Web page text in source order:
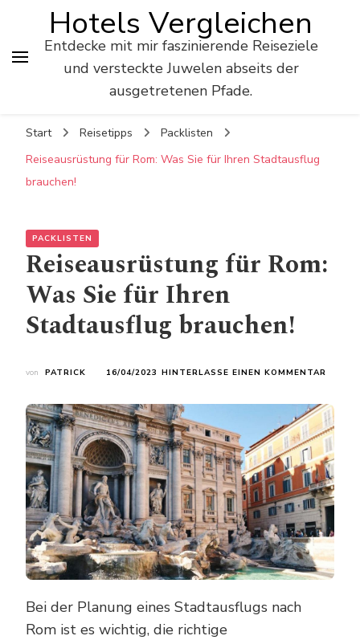
Hotels Vergleichen
Entdecke mit mir faszinierende Reiseziele
und versteckte Juwelen abseits der
ausgetretenen Pfade.
Start Reisetipps
Packlisten
Reiseausrüstung für Rom: Was Sie für Ihren Stadtausflug
brauchen!
PACKLISTEN
Reiseausrüstung für Rom:
Was Sie für Ihren
Stadtausflug brauchen!
von PATRICK 16/04/2023 HINTERLASSE EINEN KOMMENTAR
ROM:
WAS
SIE
FÜR
IHREN
Bei der Planung eines Stadtausflugs nach
Rom ist es wichtig, die richtige